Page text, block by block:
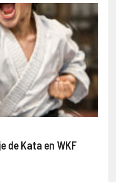
de Kata en WKF